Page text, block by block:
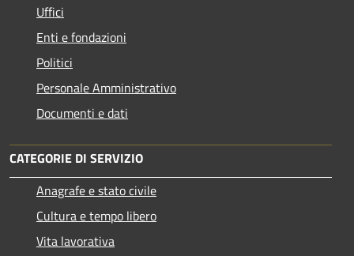
Uffici
Enti e fondazioni
Politici
Personale Amministrativo
Documenti e dati
CATEGORIE DI SERVIZIO
Anagrafe e stato civile
Cultura e tempo libero
Vita lavorativa